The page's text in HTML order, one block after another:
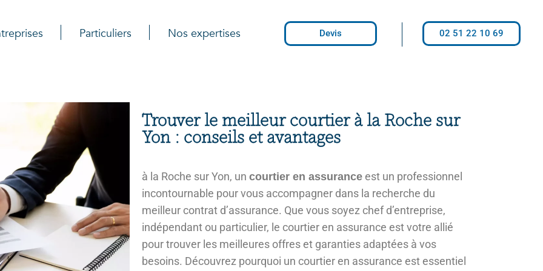
Particuliers Nos expertises Devis 02 51 22 10 69
Trouver le meilleur courtier à la Roche sur
Yon : conseils et avantages
à la Roche sur Yon, un courtier en assurance est un professionnel
incontournable pour vous accompagner dans la recherche du
meilleur contrat d’assurance. Que vous soyez chef d’entreprise,
indépendant ou particulier, le courtier en assurance est votre allié
pour trouver les meilleures offres et garanties adaptées à vos
besoins. Découvrez pourquoi un courtier en assurance est essentiel